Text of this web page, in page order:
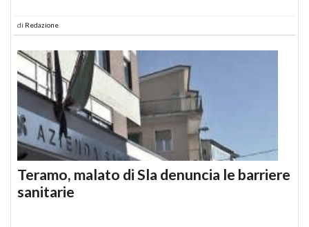
di Redazione
Teramo, malato di Sla denuncia le barriere
sanitarie